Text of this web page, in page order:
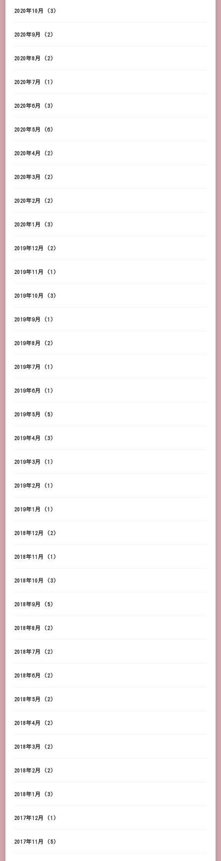
2020年10月 (3)
2020年9月 (2)
2020年8月 (2)
2020年7月 (1)
2020年6月 (3)
2020年5月 (6)
2020年4月 (2)
2020年3月 (2)
2020年2月 (2)
2020年1月 (3)
2019年12月 (2)
2019年11月 (1)
2019年10月 (3)
2019年9月 (1)
2019年8月 (2)
2019年7月 (1)
2019年6月 (1)
2019年5月 (5)
2019年4月 (3)
2019年3月 (1)
2019年2月 (1)
2019年1月 (1)
2018年12月 (2)
2018年11月 (1)
2018年10月 (3)
2018年9月 (5)
2018年8月 (2)
2018年7月 (2)
2018年6月 (2)
2018年5月 (2)
2018年4月 (2)
2018年3月 (2)
2018年2月 (2)
2018年1月 (3)
2017年12月 (1)
2017年11月 (5)